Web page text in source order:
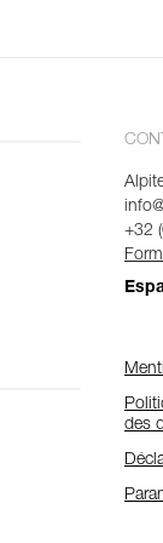
+32
des